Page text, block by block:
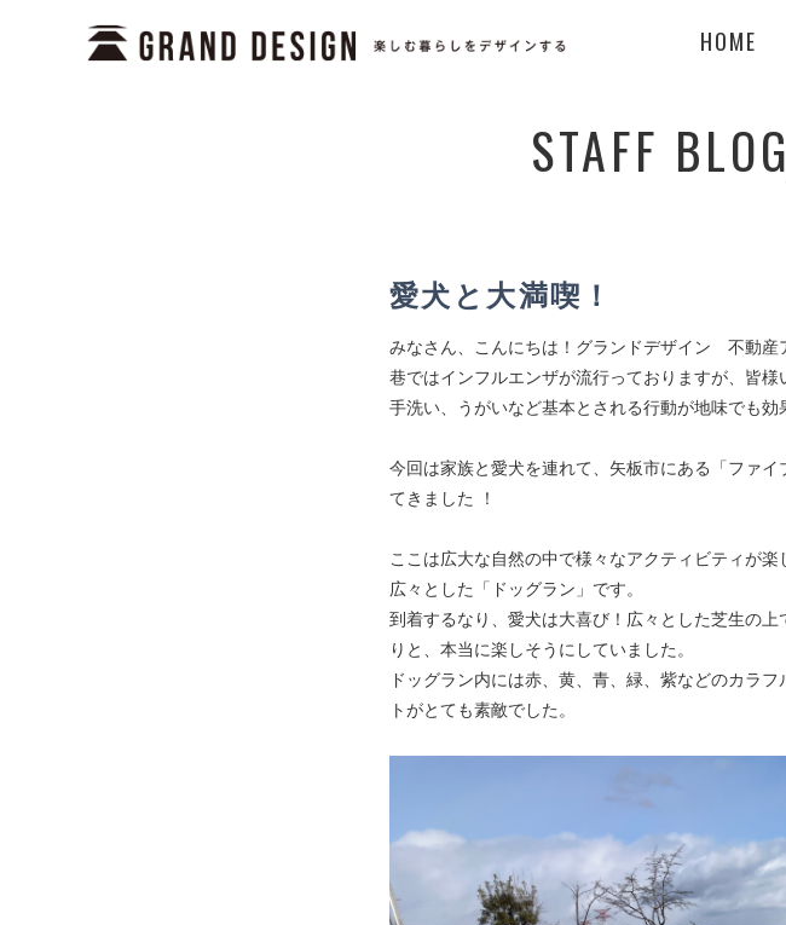
HOME
STAFF BLOG
愛犬と大満喫！
みなさん、こんにちは！グランドデザイン 不動産
巷ではインフルエンザが流行っておりますが、皆様
手洗い、うがいなど基本とされる行動が地味でも効
今回は家族と愛犬を連れて、矢板市にある「ファ
てきました ！
ここは広大な自然の中で様々なアクティビティが
広々とした「ドッグラン」です。
到着するなり、愛犬は大喜び！広々とした芝生の
りと、本当に楽しそうにしていました。
ドッグラン内には赤、黄、青、緑、紫などのカラ
トがとても素敵でした。